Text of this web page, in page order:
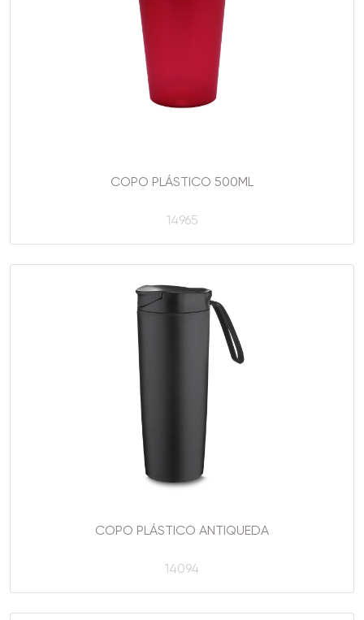
COPO PLÁSTICO 500ML
14965
COPO PLÁSTICO ANTIQUEDA
14094